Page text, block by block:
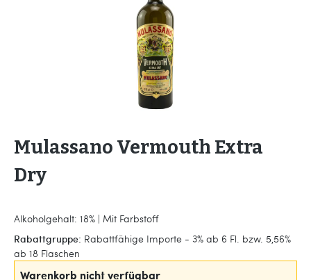
Mulassano Vermouth Extra
Dry
Alkoholgehalt: 18% | Mit Farbstoff
Rabattgruppe: Rabattfähige Importe - 3% ab 6 Fl. bzw. 5,56%
ab 18 Flaschen
Warenkorb nicht verfügbar